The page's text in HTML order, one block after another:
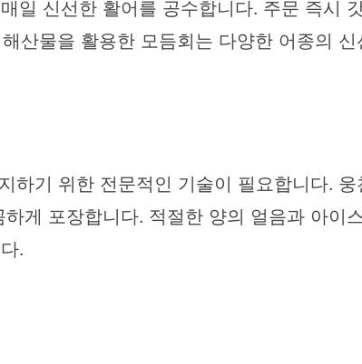
일 신선한 활어를 공수합니다. 주문 즉시
산물을 활용한 모듬회는 다양한 어종의
하기 위한 전문적인 기술이 필요합니다.
게 포장합니다. 적절한 양의 얼음과 아이
.